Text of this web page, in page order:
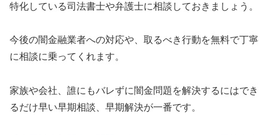
特化している司法書士や弁護士に相談しておきましょう。
今後の闇金融業者への対応や、取るべき行動を無料で丁寧
に相談に乗ってくれます。
家族や会社、誰にもバレずに闇金問題を解決するにはでき
るだけ早い早期相談、早期解決が一番です。